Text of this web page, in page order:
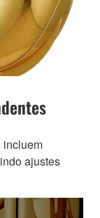
incluem
ajustes